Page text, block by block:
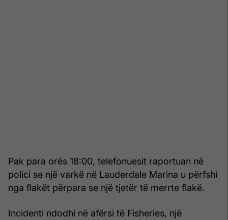
Pak para orës 18:00, telefonuesit raportuan në
polici se një varkë në Lauderdale Marina u përfshi
nga flakët përpara se një tjetër të merrte flakë.
Incidenti ndodhi në afërsi të Fisheries, një